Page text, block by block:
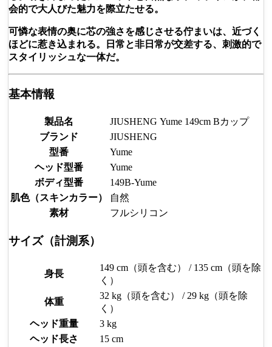
会的で大人びた魅力を際立たせる。
可憐な表情の奥に芯の強さを感じさせる佇まいは、近づく
ほどに惹き込まれる。日常と非日常が交差する、刺激的で
スタイリッシュな一体だ。
基本情報
製品名
JIUSHENG Yume 149cm Bカップ
ブランド
JIUSHENG
型番
Yume
ヘッド型番
Yume
ボディ型番
149B-Yume
肌色（スキンカラー）
自然
素材
フルシリコン
サイズ（計測系）
身長
149 cm（頭を含む） / 135 cm（頭を除
く）
体重
32 kg（頭を含む） / 29 kg（頭を除
く）
ヘッド重量
3 kg
ヘッド長さ
15 cm